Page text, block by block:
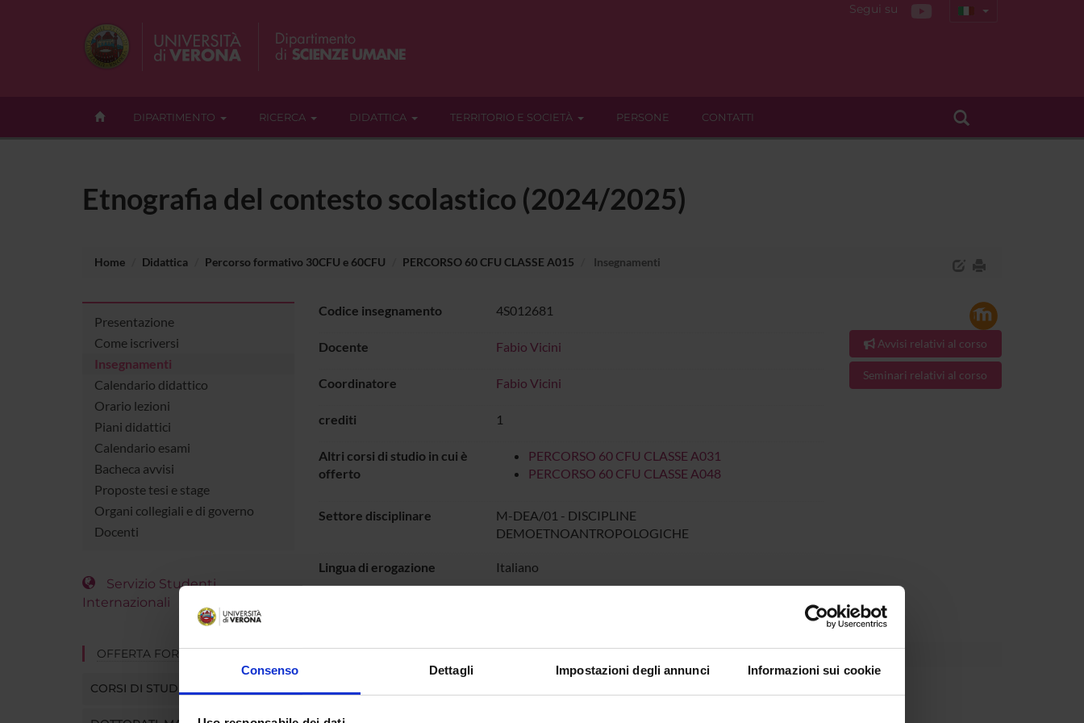
Consenso Dettagli Impostazioni degli annunci Informazioni sui cookie
Segui su
DIPARTIMENTO RICERCA DIDATTICA TERRITORIO E SOCIETÀ PERSONE CONTATTI
Etnografia del contesto scolastico (2024/2025)
Home Didattica Percorso formativo 30CFU e 60CFU PERCORSO 60 CFU CLASSE A015 Insegnamenti
Presentazione
Come iscriversi
Insegnamenti
Calendario didattico
Orario lezioni
Piani didattici
Calendario esami
Bacheca avvisi
Proposte tesi e stage
Organi collegiali e di governo
Docenti
Servizio Studenti
Internazionali
OFFERTA FORMATIVA
CORSI DI STUDIO
Codice insegnamento 4S012681
Docente Fabio Vicini
Coordinatore Fabio Vicini
crediti 1
Altri corsi di studio in cui è
offerto
PERCORSO 60 CFU CLASSE A031
PERCORSO 60 CFU CLASSE A048
Settore disciplinare
M-DEA/01 - DISCIPLINE
DEMOETNOANTROPOLOGICHE
Lingua di erogazione Italiano
Avvisi relativi al corso
Seminari relativi al corso